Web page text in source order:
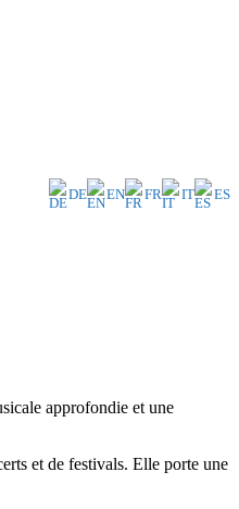
DE EN FR IT ES
approfondie et une
et de festivals. Elle porte une